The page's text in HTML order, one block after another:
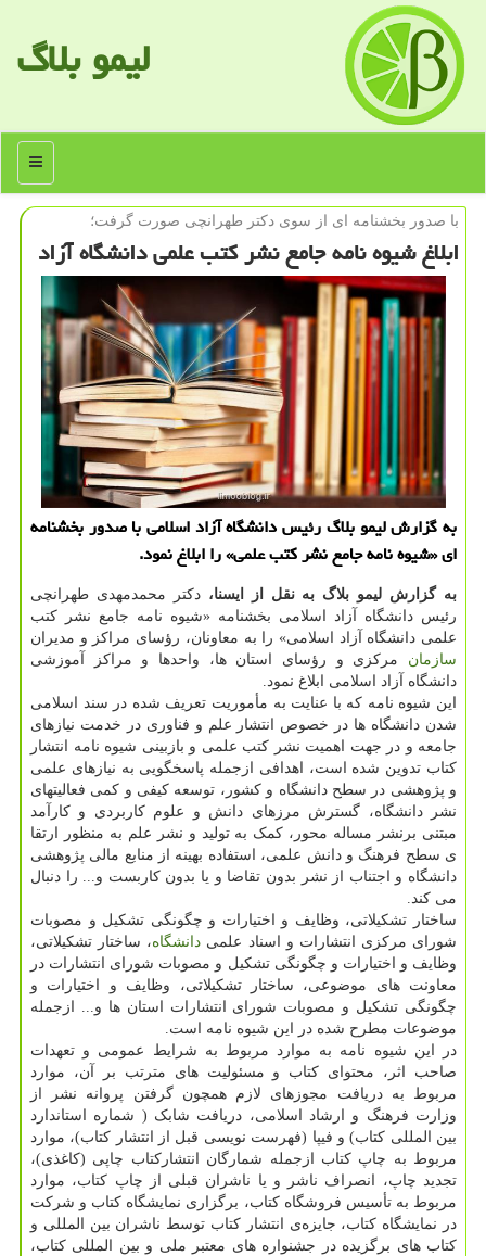
لیمو بلاگ
منو
با صدور بخشنامه ای از سوی دكتر طهرانچی صورت گرفت؛
ابلاغ شیوه نامه جامع نشر كتب علمی دانشگاه آزاد
به گزارش لیمو بلاگ رئیس دانشگاه آزاد اسلامی با صدور بخشنامه
ای «شیوه نامه جامع نشر كتب علمی» را ابلاغ نمود.
به گزارش لیمو بلاگ به نقل از ایسنا،دکتر محمدمهدی طهرانچی
رئیس دانشگاه آزاد اسلامی بخشنامه «شیوه نامه جامع نشر کتب
علمی دانشگاه آزاد اسلامی» را به معاونان، رؤسای مراکز و مدیران
سازمان مرکزی و رؤسای استان ها، واحدها و مراکز آموزشی
دانشگاه آزاد اسلامی ابلاغ نمود.
این شیوه نامه که با عنایت به مأموریت تعریف شده در سند اسلامی
شدن دانشگاه ها در خصوص انتشار علم و فناوری در خدمت نیازهای
جامعه و در جهت اهمیت نشر کتب علمی و بازبینی شیوه نامه انتشار
کتاب تدوین شده است، اهدافی ازجمله پاسخگویی به نیازهای علمی
و پژوهشی در سطح دانشگاه و کشور، توسعه کیفی و کمی فعالیتهای
نشر دانشگاه، گسترش مرزهای دانش و علوم کاربردی و کارآمد
مبتنی برنشر مساله محور، کمک به تولید و نشر علم به منظور ارتقا
ی سطح فرهنگ و دانش علمی، استفاده بهینه از منابع مالی پژوهشی
دانشگاه و اجتناب از نشر بدون تقاضا و یا بدون کاربست و... را دنبال
می کند.
ساختار تشکیلاتی، وظایف و اختیارات و چگونگی تشکیل و مصوبات
شورای مرکزی انتشارات و اسناد علمی دانشگاه، ساختار تشکیلاتی،
وظایف و اختیارات و چگونگی تشکیل و مصوبات شورای انتشارات در
معاونت های موضوعی، ساختار تشکیلاتی، وظایف و اختیارات و
چگونگی تشکیل و مصوبات شورای انتشارات استان ها و... ازجمله
موضوعات مطرح شده در این شیوه نامه است.
در این شیوه نامه به موارد مربوط به شرایط عمومی و تعهدات
صاحب اثر، محتوای کتاب و مسئولیت های مترتب بر آن، موارد
مربوط به دریافت مجوزهای لازم همچون گرفتن پروانه نشر از
وزارت فرهنگ و ارشاد اسلامی، دریافت شابک ( شماره استاندارد
بین المللی کتاب) و فیپا (فهرست نویسی قبل از انتشار کتاب)، موارد
مربوط به چاپ کتاب ازجمله شمارگان انتشارکتاب چاپی (کاغذی)،
تجدید چاپ، انصراف ناشر و یا ناشران قبلی از چاپ کتاب، موارد
مربوط به تأسیس فروشگاه کتاب، برگزاری نمایشگاه کتاب و شرکت
در نمایشگاه کتاب، جایزه‌ی انتشار کتاب توسط ناشران بین المللی و
کتاب های برگزیده در جشنواره های معتبر ملی و بین المللی کتاب،